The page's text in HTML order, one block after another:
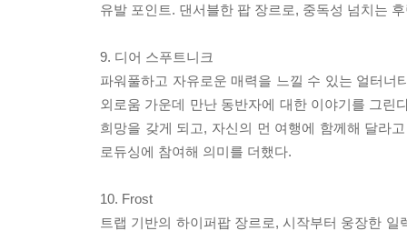
유발 포인트. 댄서블한 팝 장르로, 중독성 넘치는
9. 디어 스푸트니크
파워풀하고 자유로운 매력을 느낄 수 있는 얼터
외로움 가운데 만난 동반자에 대한 이야기를 그린
희망을 갖게 되고, 자신의 먼 여행에 함께해 달라
로듀싱에 참여해 의미를 더했다.
10. Frost
트랩 기반의 하이퍼팝 장르로, 시작부터 웅장한